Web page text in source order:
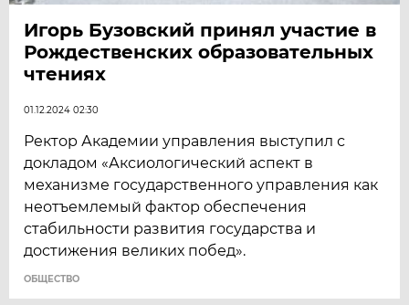
Игорь Бузовский принял участие в
Рождественских образовательных
чтениях
01.12.2024 02:30
Ректор Академии управления выступил с
докладом «Аксиологический аспект в
механизме государственного управления как
неотъемлемый фактор обеспечения
стабильности развития государства и
достижения великих побед».
ОБЩЕСТВО